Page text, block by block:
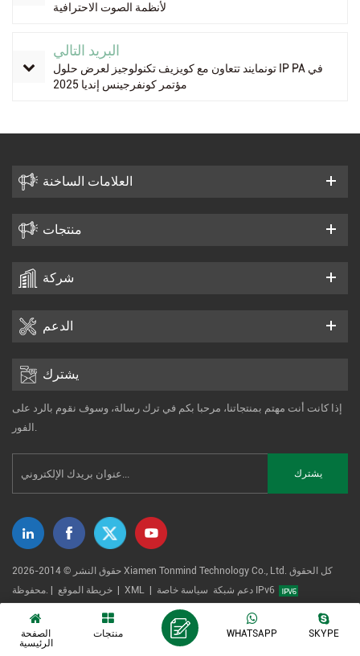
لأنظمة الصوت الاحترافية
البريد التالي
تونمايند تتعاون مع كويزيف تكنولوجيز لعرض حلول IP PA في
مؤتمر كونفرجينس إنديا 2025
العلامات الساخنة
منتجات
شركة
الدعم
يشترك
إذا كانت أنت مهتم بمنتجاتنا، مرحبا بكم في ترك رسالة، وسوف نقوم بالرد على
الفور.
حقوق النشر © 2014-2026 Xiamen Tonmind Technology Co., Ltd. كل الحقوق
محفوظة. |
خريطة الموقع XML سياسة خاصة دعم شبكة IPv6
الصفحة
الرئيسية
منتجات SKYPE
WHATSAPP